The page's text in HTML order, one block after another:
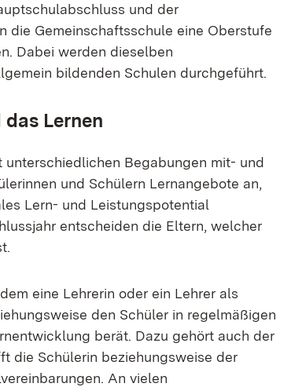
und der
die Gemeinschaftsschule eine Oberstufe
Dabei werden dieselben
bildenden Schulen durchgeführt.
Lernen
Begabungen mit- und
und Schülern Lernangebote an,
Lern- und Leistungspotential
entscheiden die Eltern, welcher
eine Lehrerin oder ein Lehrer als
den Schüler in regelmäßigen
berät. Dazu gehört auch der
die Schülerin beziehungsweise der
An vielen